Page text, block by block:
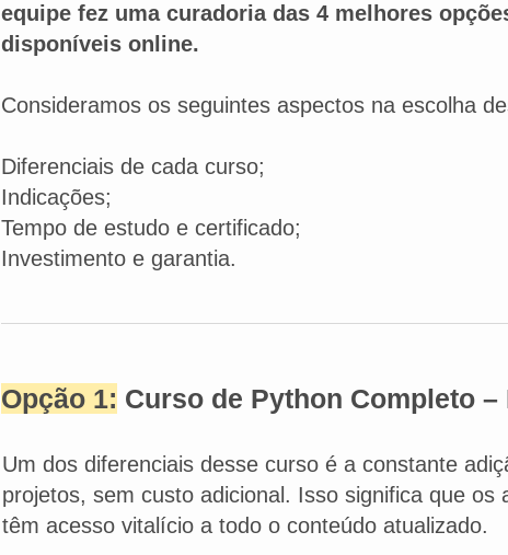
equipe fez uma curadoria das 4 melhores
disponíveis online.
Consideramos os seguintes aspectos na escolha
Diferenciais de cada curso;
Indicações;
Tempo de estudo e certificado;
Investimento e garantia.
Opção 1: Curso de Python Completo –
Um dos diferenciais desse curso é a constante
projetos, sem custo adicional. Isso significa que os
têm acesso vitalício a todo o conteúdo atualizado.